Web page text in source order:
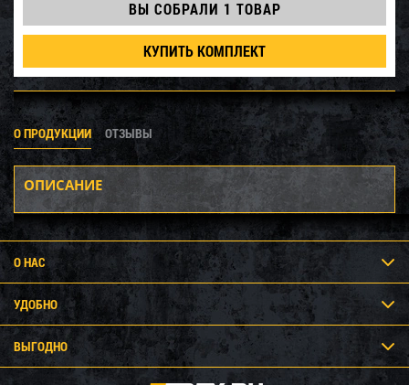
ВЫ СОБРАЛИ 1 ТОВАР
КУПИТЬ КОМПЛЕКТ
О ПРОДУКЦИИ ОТЗЫВЫ
ОПИСАНИЕ
О НАС
УДОБНО
ВЫГОДНО